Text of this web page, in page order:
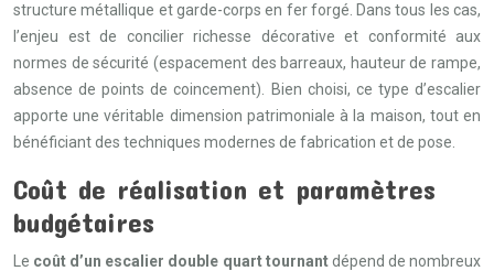
structure métallique et garde-corps en fer forgé. Dans tous les cas,
l’enjeu est de concilier richesse décorative et conformité aux
normes de sécurité (espacement des barreaux, hauteur de rampe,
absence de points de coincement). Bien choisi, ce type d’escalier
apporte une véritable dimension patrimoniale à la maison, tout en
bénéficiant des techniques modernes de fabrication et de pose.
Coût de réalisation et paramètres
budgétaires
Le coût d’un escalier double quart tournantdépend de nombreux